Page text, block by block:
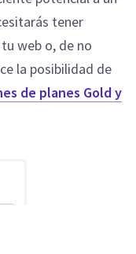
tener
web o, de no
la posibilidad de
de planes Gold y